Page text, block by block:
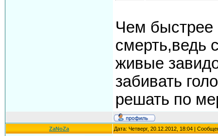
Чем быстрее
смерть,ведь
живые
забивать
решать по
ZaNoZa Дата: Четверг, 20.12.2012, 18:04 |